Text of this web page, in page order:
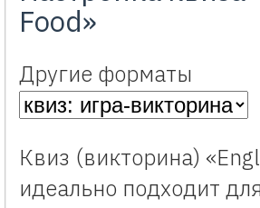
Food»
Другие форматы
Квиз (викторина)
идеально подходит